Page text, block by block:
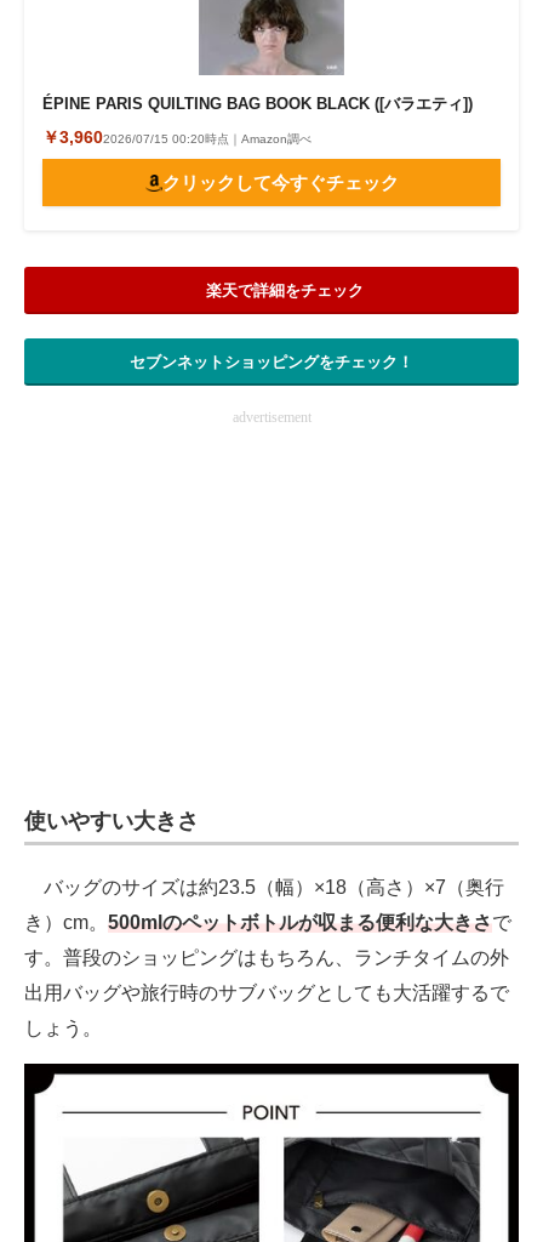
ÉPINE PARIS QUILTING BAG BOOK BLACK ([バラエティ])
￥3,9602026/07/15 00:20時点｜Amazon調べ
クリックして今すぐチェック
楽天で詳細をチェック
セブンネットショッピングをチェック！
advertisement
使いやすい大きさ
バッグのサイズは約23.5（幅）×18（高さ）×7（奥行
き）cm。 500mlのペットボトルが収まる便利な大きさで
す。普段のショッピングはもちろん、ランチタイムの外
出用バッグや旅行時のサブバッグとしても大活躍するで
しょう。